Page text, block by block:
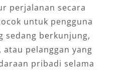
perjalanan secara
untuk pengguna
sedang berkunjung,
pelanggan yang
pribadi selama